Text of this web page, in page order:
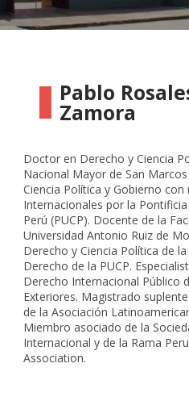
Pablo
Zamora
Doctor en Derecho y Ciencia
Nacional Mayor de San
Ciencia Política y Gobierno
Internacionales por la
Perú (PUCP). Docente de la
Universidad Antonio Ruiz de
Derecho y Ciencia Política de
Derecho de la PUCP.
Derecho Internacional Público
Exteriores. Magistrado
de la Asociación
Miembro asociado de la
Internacional y de la Rama
Association.